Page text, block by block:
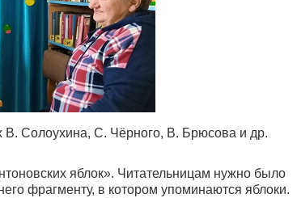
В. Солоухина, С. Чёрного, В. Брюсова и др.
яблок». Читательницам нужно было
фрагменту, в котором упоминаются яблоки.